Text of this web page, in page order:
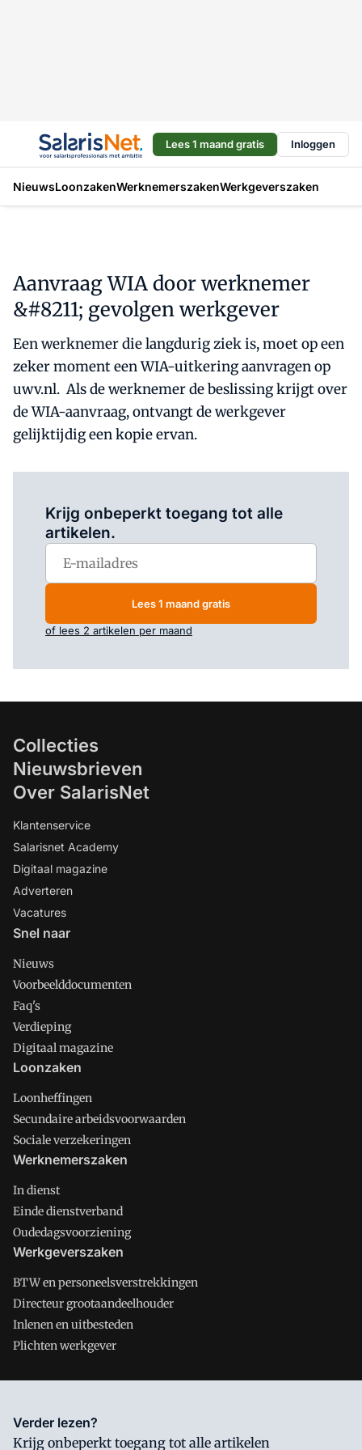
Lees 1 maand gratis Inloggen
NieuwsLoonzakenWerknemerszakenWerkgeverszaken
Aanvraag WIA door werknemer
&#8211; gevolgen werkgever
Een werknemer die langdurig ziek is, moet op een
zeker moment een WIA-uitkering aanvragen op
uwv.nl. Als de werknemer de beslissing krijgt over
de WIA-aanvraag, ontvangt de werkgever
gelijktijdig een kopie ervan.
Krijg onbeperkt toegang tot alle
artikelen.
Lees 1 maand gratis
of lees 2 artikelen per maand
Collecties
Nieuwsbrieven
Over SalarisNet
Klantenservice
Salarisnet Academy
Digitaal magazine
Adverteren
Vacatures
Snel naar
Nieuws
Voorbeelddocumenten
Faq's
Verdieping
Digitaal magazine
Loonzaken
Loonheffingen
Secundaire arbeidsvoorwaarden
Sociale verzekeringen
Werknemerszaken
In dienst
Einde dienstverband
Oudedagsvoorziening
Werkgeverszaken
BTW en personeelsverstrekkingen
Directeur grootaandeelhouder
Inlenen en uitbesteden
Plichten werkgever
Salarisnet is onderdeel van VMN media. Lees in
waar VMN media voor staat. Op gebruik van deze site zijn de
Verder lezen?
Krijg onbeperkt toegang tot alle artikelen